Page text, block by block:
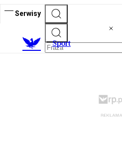
Serwisy
Sport